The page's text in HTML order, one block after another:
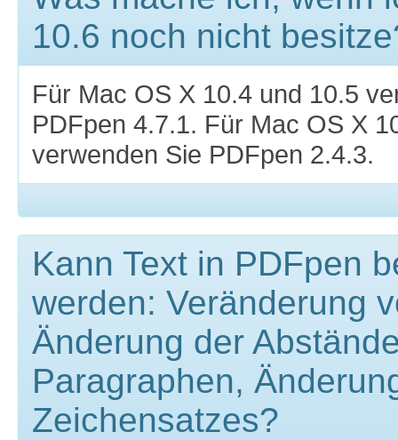
10.6 noch nicht
Für Mac OS X 10.4 und 10.5
PDFpen 4.7.1. Für Mac OS X
verwenden Sie PDFpen 2.4.3.
Kann Text in PDFpen
werden: Veränderung
Änderung der
Paragraphen,
Zeichensatzes?